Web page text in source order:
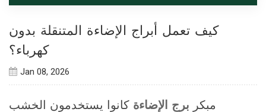
كيف تعمل أبراج الإضاءة المتنقلة بدون
كهرباء؟
Jan 08, 2026
مبكر برج الإضاءة كانوا يستخدمون الخشب